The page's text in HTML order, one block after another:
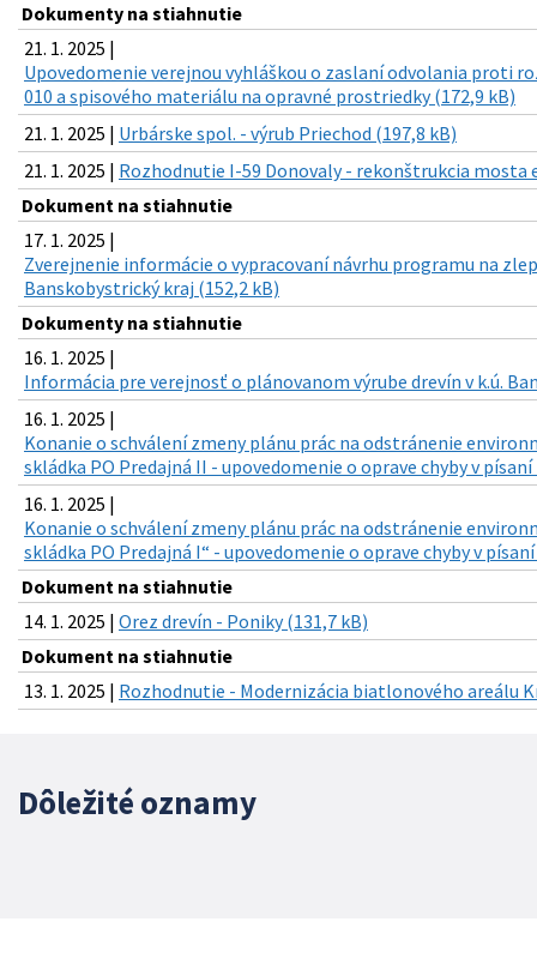
Dokumenty na stiahnutie
21. 1. 2025 |
Upovedomenie verejnou vyhláškou o zaslaní odvolania proti
010 a spisového materiálu na opravné prostriedky (172,9 kB)
21. 1. 2025 | Urbárske spol. - výrub Priechod (197,8 kB)
21. 1. 2025 | Rozhodnutie I-59 Donovaly - rekonštrukcia mosta
Dokument na stiahnutie
17. 1. 2025 |
Zverejnenie informácie o vypracovaní návrhu programu na
Banskobystrický kraj (152,2 kB)
Dokumenty na stiahnutie
16. 1. 2025 |
Informácia pre verejnosť o plánovanom výrube drevín v k.ú.
16. 1. 2025 |
Konanie o schválení zmeny plánu prác na odstránenie
skládka PO Predajná II - upovedomenie o oprave chyby v písaní
16. 1. 2025 |
Konanie o schválení zmeny plánu prác na odstránenie
skládka PO Predajná I“ - upovedomenie o oprave chyby v
Dokument na stiahnutie
14. 1. 2025 | Orez drevín - Poniky (131,7 kB)
Dokument na stiahnutie
13. 1. 2025 | Rozhodnutie - Modernizácia biatlonového areálu
Dôležité oznamy